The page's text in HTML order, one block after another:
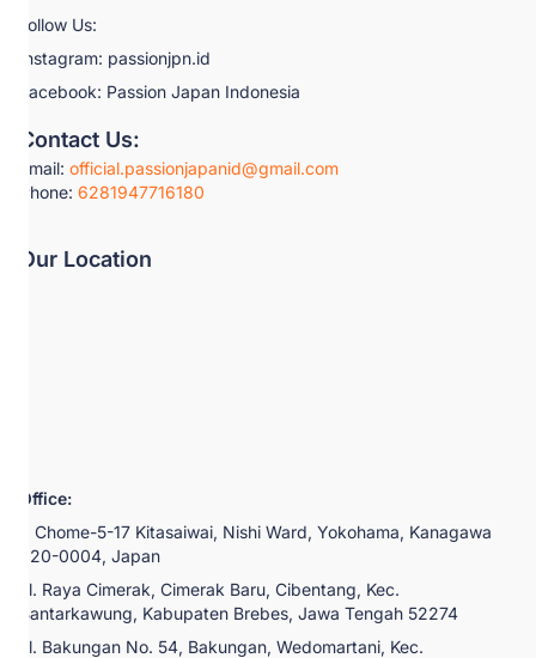
Follow Us:
Instagram: passionjpn.id
Facebook: Passion Japan Indonesia
Contact Us:
Email: official.passionjapanid@gmail.com
Phone: 6281947716180
Our Location
Office:
2 Chome-5-17 Kitasaiwai, Nishi Ward, Yokohama, Kanagawa
220-0004, Japan
Jl. Raya Cimerak, Cimerak Baru, Cibentang, Kec.
Bantarkawung, Kabupaten Brebes, Jawa Tengah 52274
Jl. Bakungan No. 54, Bakungan, Wedomartani, Kec.